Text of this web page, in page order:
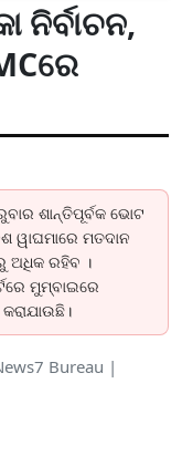
ନିର୍ବାଚନ,
ଶାନ୍ତିପୂର୍ବକ ଭୋଟ
ୱାଘମାରେ ମତଦାନ
ଅଧିକ ରହିବ ।
ମୁମ୍ବାଇରେ
Bureau |